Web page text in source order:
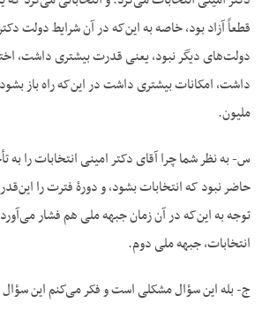
قطعاً آزاد بود، خاصه به این‌که در آن شرایط دولت
دولت‌های دیگر نبود، یعنی قدرت بیشتری داشت،
داشت، امکانات بیشتری داشت در این‌که راه باز
ملیون.
س- به نظر شما چرا آقای دکتر امینی انتخابات را به
حاضر نبود که انتخابات بشود، و دورۀ فترت را
توجه به این‌که در آن زمان جبهه ملی هم فشار
انتخابات، جبهه ملی دوم.
ج- بله این سؤال مشکلی است و فکر می‌کنم این سؤال